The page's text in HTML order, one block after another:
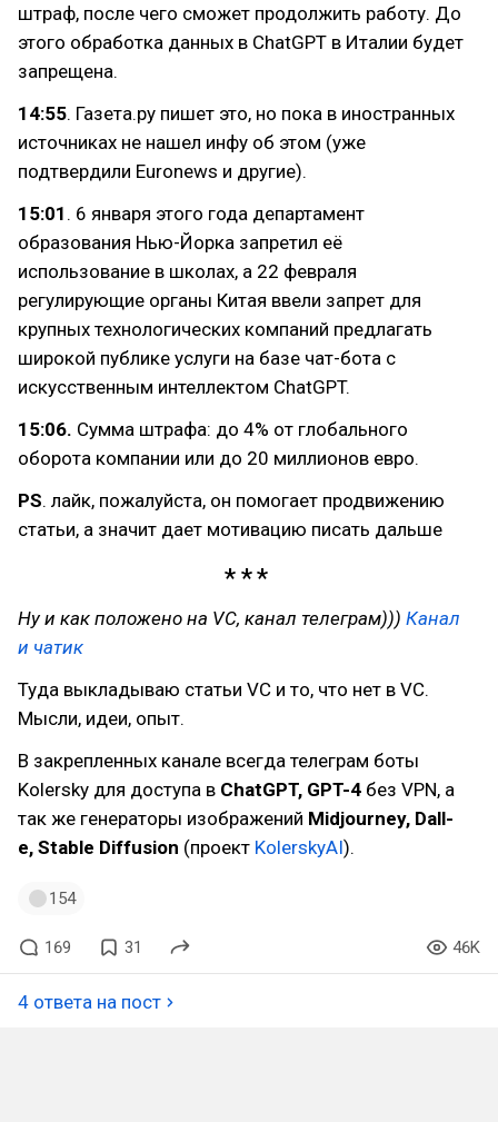
штраф, после чего сможет продолжить работу. До
этого обработка данных в ChatGPT в Италии будет
запрещена.
14:55. Газета.ру пишет это, но пока в иностранных
источниках не нашел инфу об этом (уже
подтвердили Euronews и другие).
15:01 . 6 января этого года департамент
образования Нью-Йорка запретил её
использование в школах, а 22 февраля
регулирующие органы Китая ввели запрет для
крупных технологических компаний предлагать
широкой публике услуги на базе чат-бота с
искусственным интеллектом ChatGPT.
15:06. Сумма штрафа: до 4% от глобального
оборота компании или до 20 миллионов евро.
PS. лайк, пожалуйста, он помогает продвижению
статьи, а значит дает мотивацию писать дальше
Ну и как положено на VC, канал телеграм))) Канал
и чатик
Туда выкладываю статьи VC и то, что нет в VC.
Мысли, идеи, опыт.
В закрепленных канале всегда телеграм боты
Kolersky для доступа в ChatGPT, GPT-4 без VPN, а
так же генераторы изображений Midjourney, Dall-
e, Stable Diffusion (проект KolerskyAI).
154
169 31 46K
4 ответа на пост